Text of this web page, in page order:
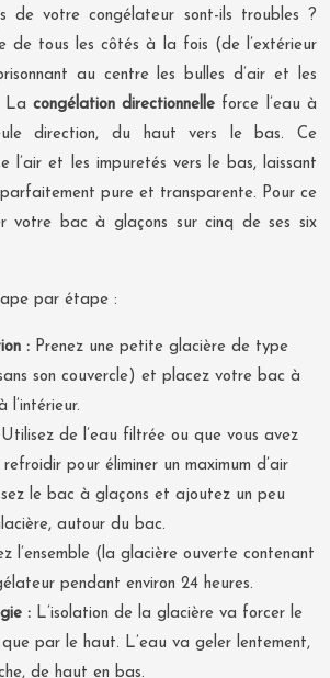
de votre congélateur sont-ils troubles ?
de tous les côtés à la fois (de l’extérieur
au centre les bulles d’air et les
La congélation directionnelle force l’eau à
direction, du haut vers le bas. Ce
l’air et les impuretés vers le bas, laissant
pure et transparente. Pour ce
votre bac à glaçons sur cinq de ses six
par étape :
: Prenez une petite glacière de type
son couvercle) et placez votre bac à
l’intérieur.
Utilisez de l’eau filtrée ou que vous avez
pour éliminer un maximum d’air
le bac à glaçons et ajoutez un peu
autour du bac.
l’ensemble (la glacière ouverte contenant
pendant environ 24 heures.
: L’isolation de la glacière va forcer le
par le haut. L’eau va geler lentement,
de haut en bas.